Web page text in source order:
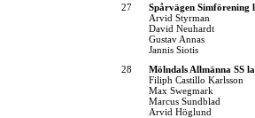
27
Spårvägen Simförening
Arvid Styrman
David Neuhardt
Gustav Annas
Jannis Siotis
28
Mölndals Allmänna SS
Filiph Castillo Karlsson
Max Swegmark
Marcus Sundblad
Arvid Höglund